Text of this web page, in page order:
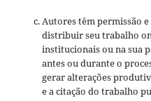
Autores têm permissão
distribuir seu trabalho
institucionais ou na sua
antes ou durante o
gerar alterações
e a citação do trabalho